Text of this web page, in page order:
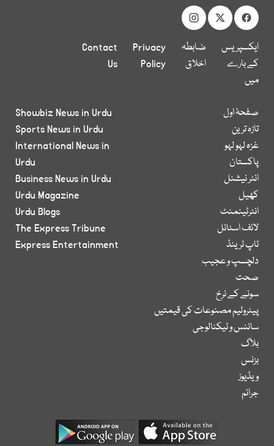
ایکسپریس
کے بارے
میں
ضابطہ
اخلاق
Privacy
Policy
Contact
Us
صفحۂ اول
تازہ ترین
غزہ لہو لہو
پاکستان
انٹر نیشنل
کھیل
انٹرٹینمنٹ
لائف اسٹائل
ٹاپ ٹرینڈ
دلچسپ و عجیب
صحت
سونے کے نرخ
پیٹرولیم مصنوعات کی قیمتیں
سائنس و ٹیکنالوجی
بلاگ
بزنس
ویڈیوز
جرائم
Showbiz News in Urdu
Sports News in Urdu
International News in
Urdu
Business News in Urdu
Urdu Magazine
Urdu Blogs
The Express Tribune
Express Entertainment